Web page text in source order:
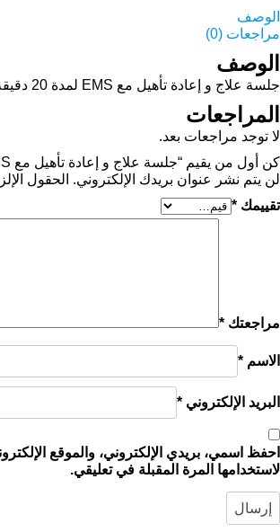
الوصف
مراجعات (0)
الوصف
جلسة علاج و إعادة تأهيل مع EMS لمدة 20 دقيقة
المراجعات
لا توجد مراجعات بعد.
كن أول من يقيم “جلسة علاج و إعادة تأهيل مع EMS لمدة 20 دقيقة”
لن يتم نشر عنوان بريدك الإلكتروني. الحقول
تقييمك *
مراجعتك *
الاسم *
البريد الإلكتروني *
احفظ اسمي، بريدي الإلكتروني، والموقع
لاستخدامها المرة المقبلة في تعليقي.